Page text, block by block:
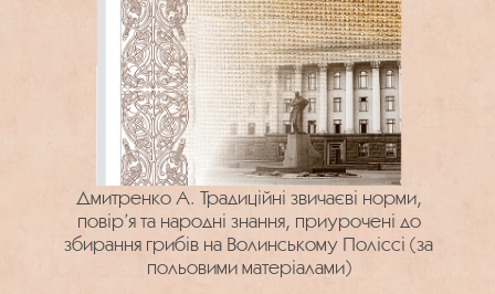
Дмитренко А. Традиційні звичаєві норми,
повір’я та народні знання, приурочені до
збирання грибів на Волинському Поліссі (за
польовими матеріалами)